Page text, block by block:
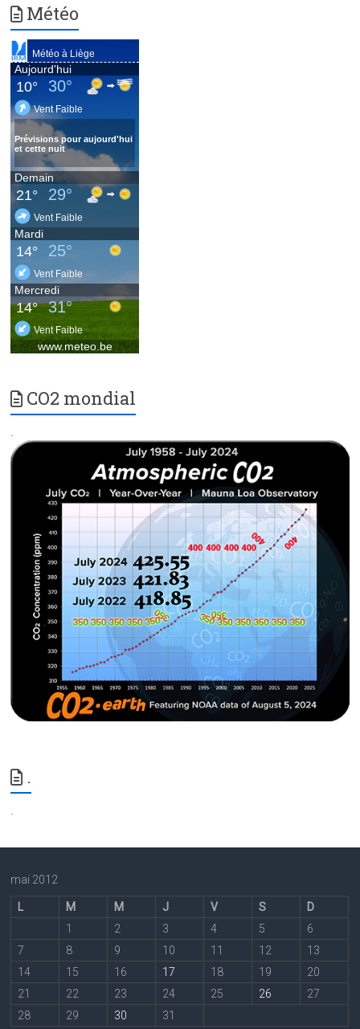
Météo
CO2 mondial
.
.
mai 2012
L M M J V S
D
1
2 3 4 5
6
7
8 9 10 11 12
13
14
15 16 17 18 19
20
21
22 23 24 25 26
27
28
29 30 31